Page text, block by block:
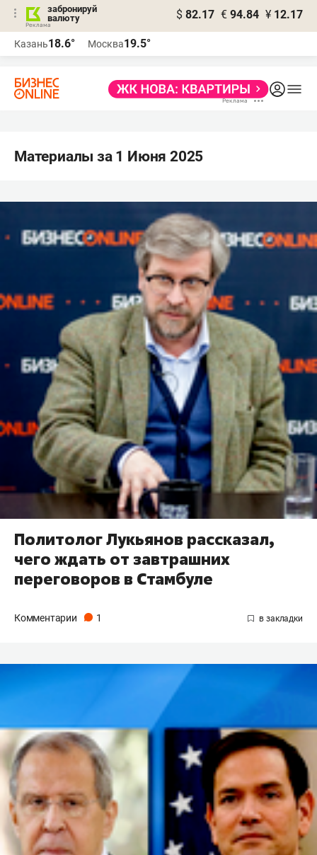
забронируй
валюту
$ 82.17 € 94.84 ¥ 12.17
Казань18.6° Москва19.5°
Материалы за 1 Июня 2025
Политолог Лукьянов рассказал,
чего ждать от завтрашних
переговоров в Стамбуле
Комментарии 1